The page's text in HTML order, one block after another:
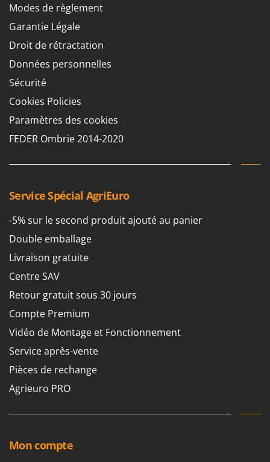
Modes de règlement
Garantie Légale
Droit de rétractation
Données personnelles
Sécurité
Cookies Policies
Paramètres des cookies
FEDER Ombrie 2014-2020
Service Spécial AgriEuro
-5% sur le second produit ajouté au panier
Double emballage
Livraison gratuite
Centre SAV
Retour gratuit sous 30 jours
Compte Premium
Vidéo de Montage et Fonctionnement
Service après-vente
Pièces de rechange
Agrieuro PRO
Mon compte